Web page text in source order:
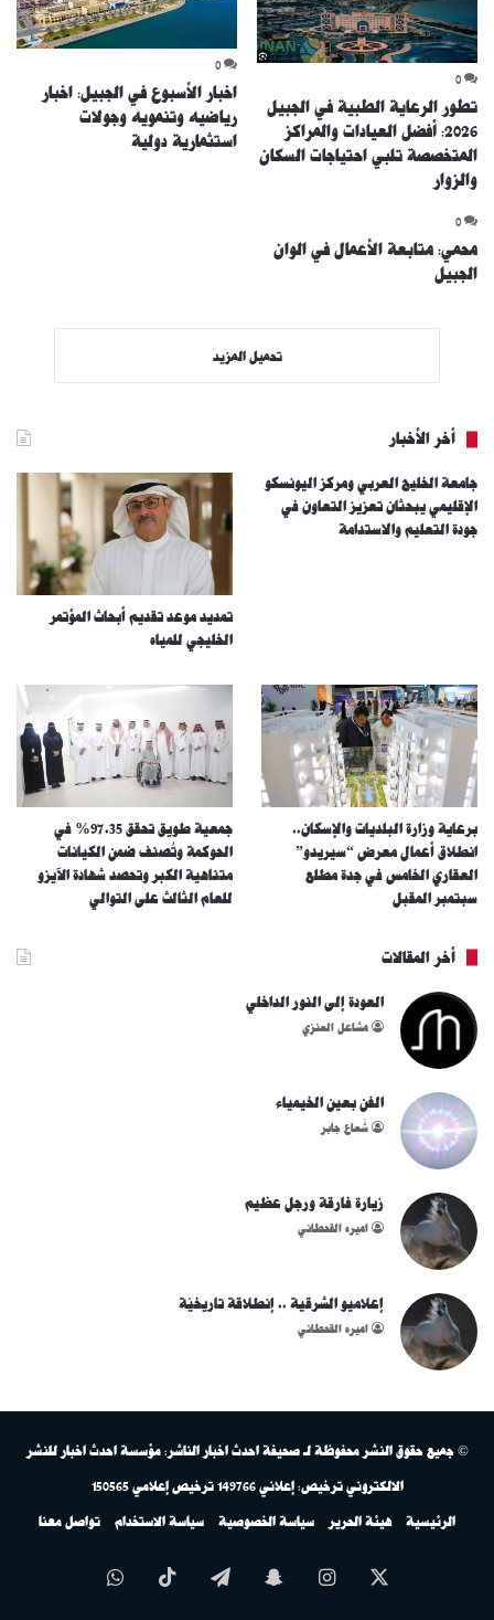
0
تطور الرعاية الطبية في الجبيل
2026: أفضل العيادات والمراكز
المتخصصة تلبي احتياجات السكان
والزوار
0
اخبار الأسبوع في الجبيل: اخبار
رياضيه وتنمويه وجولات
استثمارية دولية
0
محمي: متابعة الأعمال في الوان
الجبيل
تحميل المزيد
أخر الأخبار
جامعة الخليج العربي ومركز اليونسكو
الإقليمي يبحثان تعزيز التعاون في
جودة التعليم والاستدامة
تمديد موعد تقديم أبحاث المؤتمر
الخليجي للمياه
برعاية وزارة البلديات والإسكان..
انطلاق أعمال معرض “سيريدو”
العقاري الخامس في جدة مطلع
سبتمبر المقبل
جمعية طويق تحقق 97.35% في
الحوكمة وتُصنف ضمن الكيانات
متناهية الكبر وتحصد شهادة الآيزو
للعام الثالث على التوالي
أخر المقالات
العودة إلى النور الداخلي
مشاعل العنزي
الفن بعين الخيمياء
شُعاع جابر
زيارة فارقة ورجل عظيم
اميره القحطاني
إعلاميو الشرقية .. إنطلاقة تاريخيّة
اميره القحطاني
© جميع حقوق النشر محفوظة لـ صحيفة احدث اخبار الناشر: مؤسسة احدث اخبار للنشر
الالكتروني ترخيص: إعلاني 149766 ترخيص إعلامي 150565
الرئيسية هيئة الحرير سياسة الخصوصية سياسة الاستخدام تواصل معنا
انستقرام سناب تيلقرام ‫TikTokواتساب